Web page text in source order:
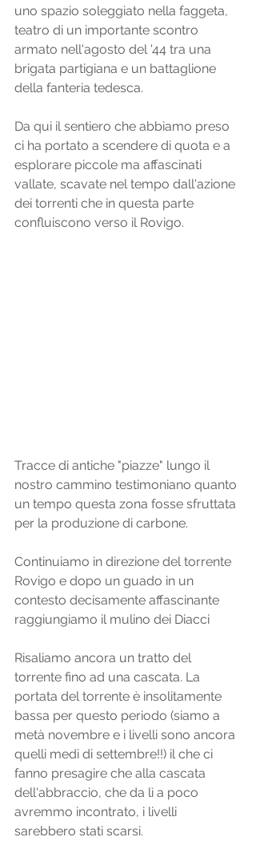
uno spazio soleggiato nella faggeta,
teatro di un importante scontro
armato nell'agosto del '44 tra una
brigata partigiana e un battaglione
della fanteria tedesca.
Da qui il sentiero che abbiamo preso
ci ha portato a scendere di quota e a
esplorare piccole ma affascinati
vallate, scavate nel tempo dall'azione
dei torrenti che in questa parte
confluiscono verso il Rovigo.
Tracce di antiche "piazze" lungo il
nostro cammino testimoniano quanto
un tempo questa zona fosse sfruttata
per la produzione di carbone.
Continuiamo in direzione del torrente
Rovigo e dopo un guado in un
contesto decisamente affascinante
raggiungiamo il mulino dei Diacci
Risaliamo ancora un tratto del
torrente fino ad una cascata. La
portata del torrente è insolitamente
bassa per questo periodo (siamo a
metà novembre e i livelli sono ancora
quelli medi di settembre!!) il che ci
fanno presagire che alla cascata
dell'abbraccio, che da lì a poco
avremmo incontrato, i livelli
sarebbero stati scarsi.